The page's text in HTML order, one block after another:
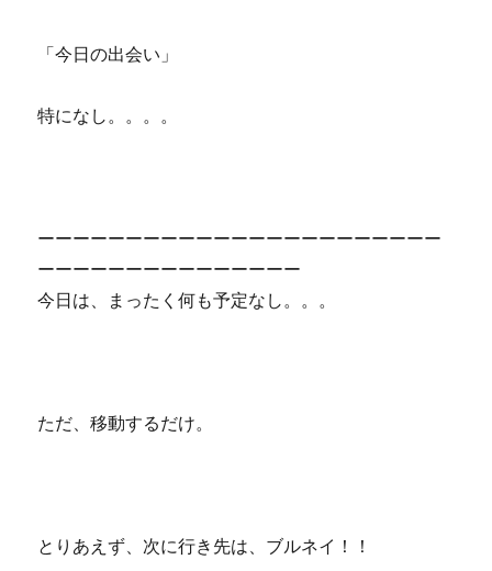
「今日の出会い」
特になし。。。。
ーーーーーーーーーーーーーーーーーーーーーーー
ーーーーーーーーーーーーーーー
今日は、まったく何も予定なし。。。
ただ、移動するだけ。
とりあえず、次に行き先は、ブルネイ！！